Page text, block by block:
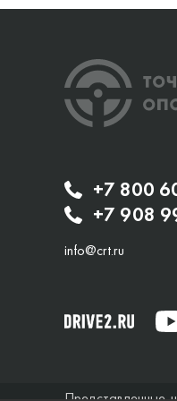
+7 800
+7 908
info@crt.ru